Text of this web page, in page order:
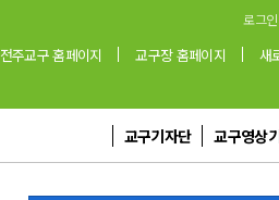
로그인
전주교구 홈페이지 교구장 홈페이지 새
교구기자단 교구영상